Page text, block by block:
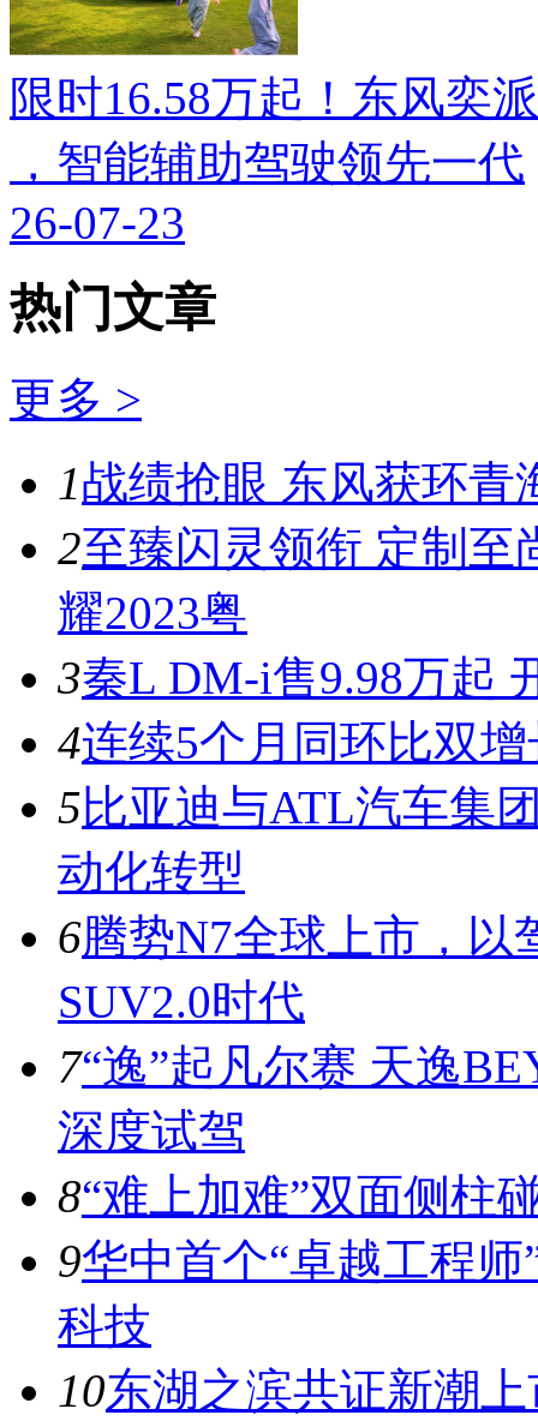
限时16.58万起！东风奕
，智能辅助驾驶领先一代
26-07-23
热门文章
更多 >
1战绩抢眼 东风获环青
2至臻闪灵领衔 定制至
耀2023粤
3秦L DM-i售9.98万起
4连续5个月同环比双
5比亚迪与ATL汽车集
动化转型
6腾势N7全球上市，以
SUV2.0时代
7“逸”起凡尔赛 天逸
深度试驾
8“难上加难”双面侧柱
9华中首个“卓越工程
科技
10东湖之滨共证新潮